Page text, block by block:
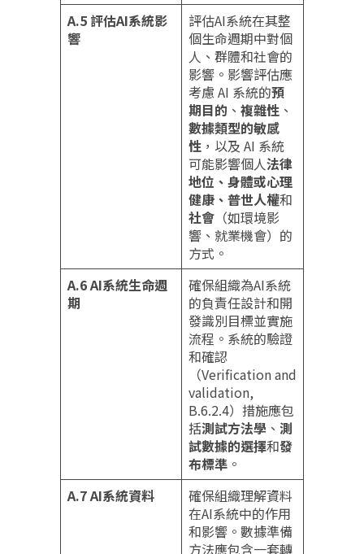
A.5 評估AI系統影
響
評估AI系統在其整
個生命週期中對個
人、群體和社會的
影響。影響評估應
考慮 AI 系統的預
期目的 、 複雜性 、
數據類型的敏感
性 ，以及 AI 系統
可能影響個人法律
地位、身體或心理
健康、普世人權和
社會 （如環境影
響、就業機會）的
方式。
A.6 AI系統生命週
期
確保組織為AI系統
的負責任設計和開
發識別目標並實施
流程。系統的驗證
和確認
（Verification and
validation,
B.6.2.4）措施應包
括測試方法學 、 測
試數據的選擇和發
布標準 。
A.7 AI系統資料
確保組織理解資料
在AI系統中的作用
和影響。數據準備
方法應包含一套轉